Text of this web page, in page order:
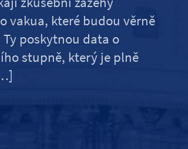
vakua, které budou věrně
poskytnou data o
stupně, který je plně